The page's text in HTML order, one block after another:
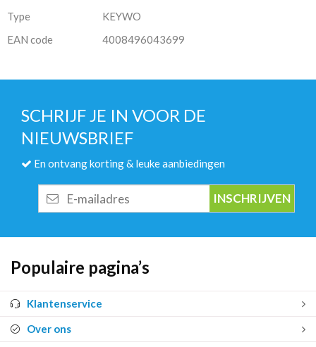
Type
KEYWO
EAN code
4008496043699
SCHRIJF JE IN VOOR DE
NIEUWSBRIEF
En ontvang korting & leuke aanbiedingen
mailadres
Populaire pagina’s
Klantenservice
Over ons